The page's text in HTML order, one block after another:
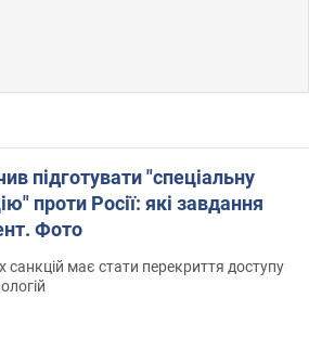
підготувати "спеціальну
проти Росії: які завдання
Фото
має стати перекриття доступу